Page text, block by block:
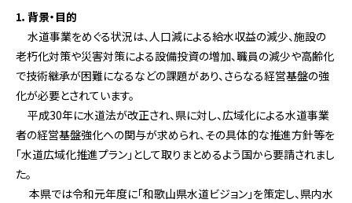
1．背景・目的
水道事業をめぐる状況は、人口減による給水収益の減少、施設の
老朽化対策や災害対策による設備投資の増加、職員の減少や高齢化
で技術継承が困難になるなどの課題があり、さらなる経営基盤の強
化が必要とされています。
平成30年に水道法が改正され、県に対し、広域化による水道事業
者の経営基盤強化への関与が求められ、その具体的な推進方針等を
「水道広域化推進プラン」として取りまとめるよう国から要請されまし
た。
本県では令和元年度に「和歌山県水道ビジョン」を策定し、県内水